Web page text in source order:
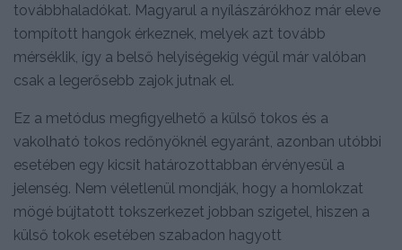
továbbhaladókat. Magyarul a nyílászárókhoz már eleve
tompított hangok érkeznek, melyek azt tovább
mérséklik, így a belső helyiségekig végül már valóban
csak a legerősebb zajok jutnak el.
Ez a metódus megfigyelhető a külső tokos és a
vakolható tokos redőnyöknél egyaránt, azonban utóbbi
esetében egy kicsit határozottabban érvényesül a
jelenség. Nem véletlenül mondják, hogy a homlokzat
mögé bújtatott tokszerkezet jobban szigetel, hiszen a
külső tokok esetében szabadon hagyott